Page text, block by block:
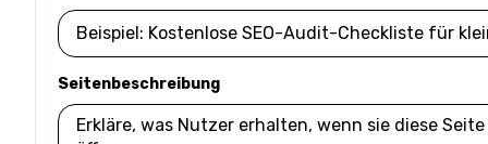
Seitenbeschreibung